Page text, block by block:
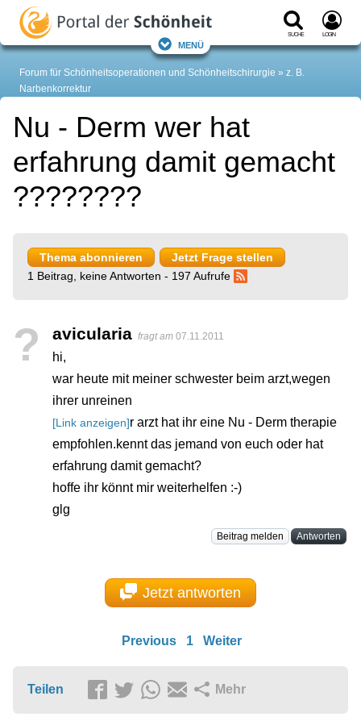
Suche Login
Menü
Forum für Schönheitsoperationen und Schönheitschirurgie
z. B.
Narbenkorrektur
Nu - Derm wer hat
erfahrung damit gemacht
????????
Thema abonnieren
Jetzt Frage stellen
1 Beitrag, keine Antworten - 197 Aufrufe
? avicularia fragt am 07.11.2011
hi,
war heute mit meiner schwester beim arzt,wegen
ihrer unreinen
[Link anzeigen]r arzt hat ihr eine Nu - Derm therapie
empfohlen.kennt das jemand von euch oder hat
erfahrung damit gemacht?
hoffe ihr könnt mir weiterhelfen :-)
glg
Beitrag melden Antworten
Jetzt antworten
Previous 1 Weiter
Teilen Mehr